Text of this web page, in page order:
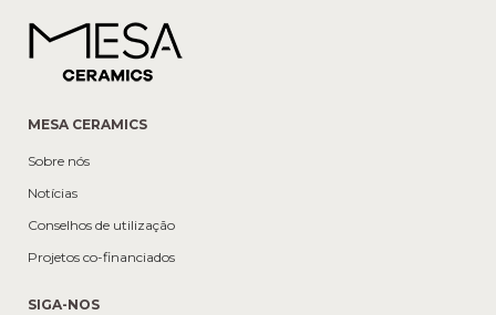
MESA CERAMICS
Sobre nós
Notícias
Conselhos de utilização
Projetos co-financiados
SIGA-NOS